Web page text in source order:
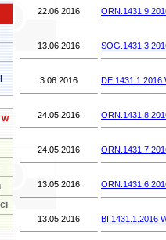
22.06.2016
13.06.2016
3.06.2016 DE.1431.1.2016
24.05.2016
24.05.2016
13.05.2016
13.05.2016 BI.1431.1.2016